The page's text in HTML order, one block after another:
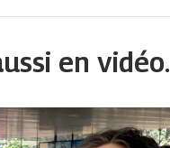
en vidéo.